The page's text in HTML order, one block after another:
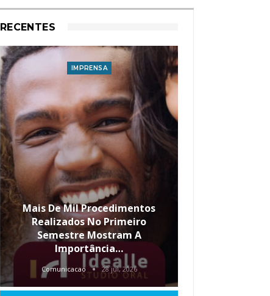
RECENTES
IMPRENSA
Mais De Mil Procedimentos
Realizados No Primeiro
Semestre Mostram A
Importância…
Comunicacao 28 jul, 2026